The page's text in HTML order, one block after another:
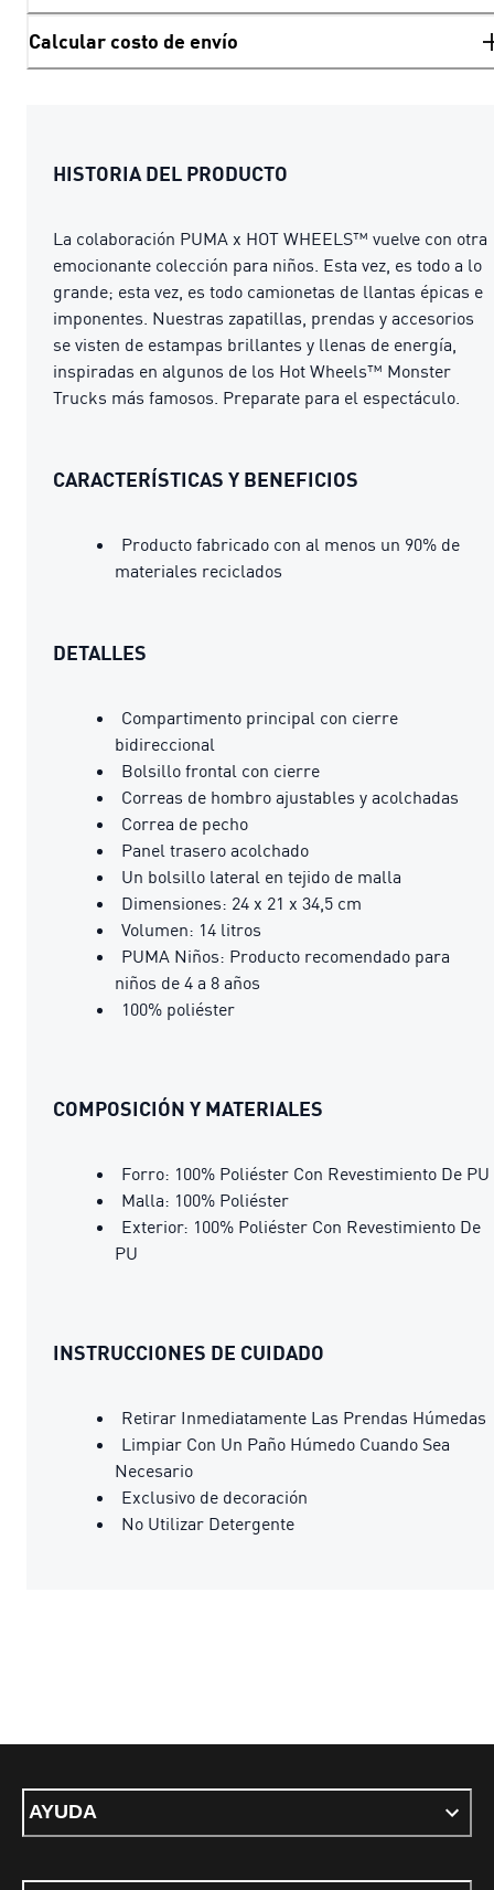
Calcular costo de envío
HISTORIA DEL PRODUCTO
La colaboración PUMA x HOT WHEELS™ vuelve con otra
emocionante colección para niños. Esta vez, es todo a lo
grande; esta vez, es todo camionetas de llantas épicas e
imponentes. Nuestras zapatillas, prendas y accesorios
se visten de estampas brillantes y llenas de energía,
inspiradas en algunos de los Hot Wheels™ Monster
Trucks más famosos. Preparate para el espectáculo.
CARACTERÍSTICAS Y BENEFICIOS
Producto fabricado con al menos un 90% de
materiales reciclados
DETALLES
Compartimento principal con cierre
bidireccional
Bolsillo frontal con cierre
Correas de hombro ajustables y acolchadas
Correa de pecho
Panel trasero acolchado
Un bolsillo lateral en tejido de malla
Dimensiones: 24 x 21 x 34,5 cm
Volumen: 14 litros
PUMA Niños: Producto recomendado para
niños de 4 a 8 años
100% poliéster
COMPOSICIÓN Y MATERIALES
Forro: 100% Poliéster Con Revestimiento De PU
Malla: 100% Poliéster
Exterior: 100% Poliéster Con Revestimiento De
PU
INSTRUCCIONES DE CUIDADO
Retirar Inmediatamente Las Prendas Húmedas
Limpiar Con Un Paño Húmedo Cuando Sea
Necesario
Exclusivo de decoración
No Utilizar Detergente
AYUDA